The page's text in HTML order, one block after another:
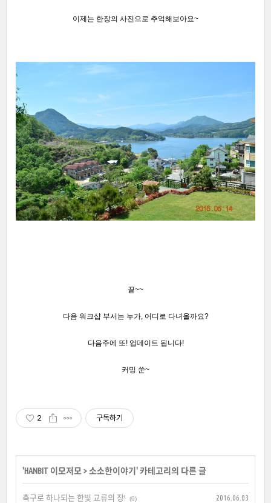
이제는 한장의 사진으로 추억해보아요~
끝~~
다음 워크샵 부서는 누가, 어디로 다녀올까요?
다음주에 또! 업데이트 됩니다!
커밍 쑨~
2 구독하기
'HANBIT 이모저모 > 소소한이야기 ' 카테고리의 다른 글
축구로 하나되는 한빛 교류의 장! (0)
2016.06.03